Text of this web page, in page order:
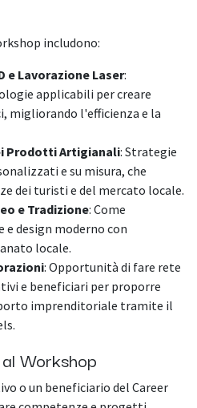
includono:
e Lavorazione Laser:
applicabili per creare
migliorando l'efficienza e la
Prodotti Artigianali: Strategie
e su misura, che
dei turisti e del mercato locale.
e Tradizione: Come
design moderno con
locale.
: Opportunità di fare rete
e beneficiari per proporre
imprenditoriale tramite il
Workshop
o un beneficiario del Career